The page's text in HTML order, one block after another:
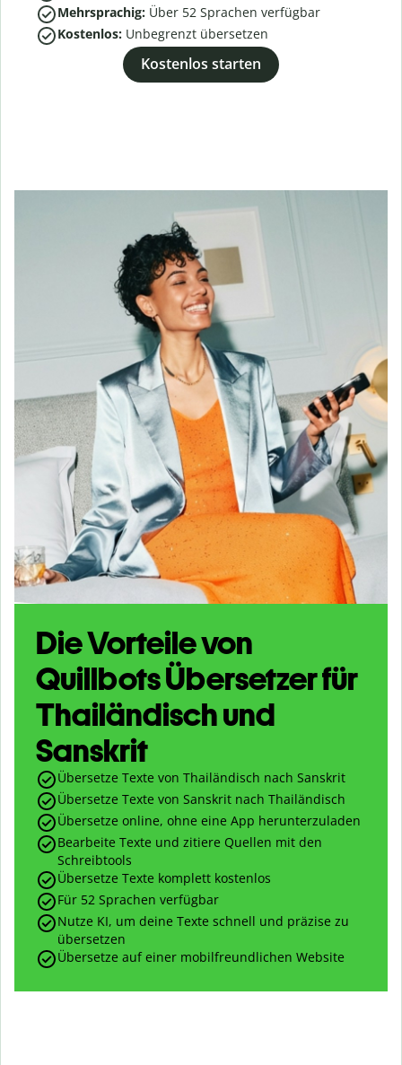
Mehrsprachig: Über 52 Sprachen verfügbar
Kostenlos: Unbegrenzt übersetzen
Kostenlos starten
Die Vorteile von
Quillbots Übersetzer für
Thailändisch und
Sanskrit
Übersetze Texte von Thailändisch nach Sanskrit
Übersetze Texte von Sanskrit nach Thailändisch
Übersetze online, ohne eine App herunterzuladen
Bearbeite Texte und zitiere Quellen mit den
Schreibtools
Übersetze Texte komplett kostenlos
Für 52 Sprachen verfügbar
Nutze KI, um deine Texte schnell und präzise zu
übersetzen
Übersetze auf einer mobilfreundlichen Website